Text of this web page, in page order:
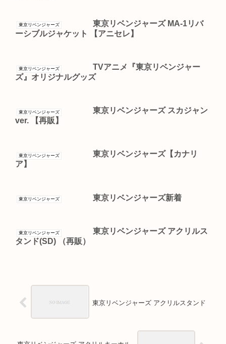
東京リベンジャーズ
東京リベンジャーズ MA-1リバ
ーシブルジャケット 【アニセレ】
東京リベンジャーズ
TVアニメ『東京リベンジャー
ズ』オリジナルグッズ
東京リベンジャーズ
東京リベンジャーズ スカジャン
ver. 【再販】
東京リベンジャーズ
東京リベンジャーズ【カナリ
ア】
東京リベンジャーズ 東京リベンジャーズ新着
東京リベンジャーズ
東京リベンジャーズ アクリルス
タンド(SD) （再販）
東京リベンジャーズ アクリルスタンド